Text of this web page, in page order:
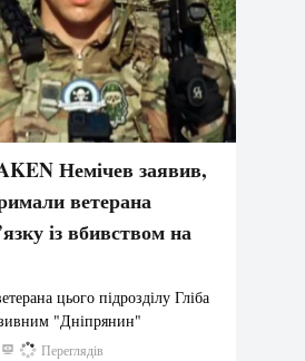
Немічев заявив,
ветерана
із вбивством на
цього підрозділу Гліба
"Дніпрянин"
203 Переглядів